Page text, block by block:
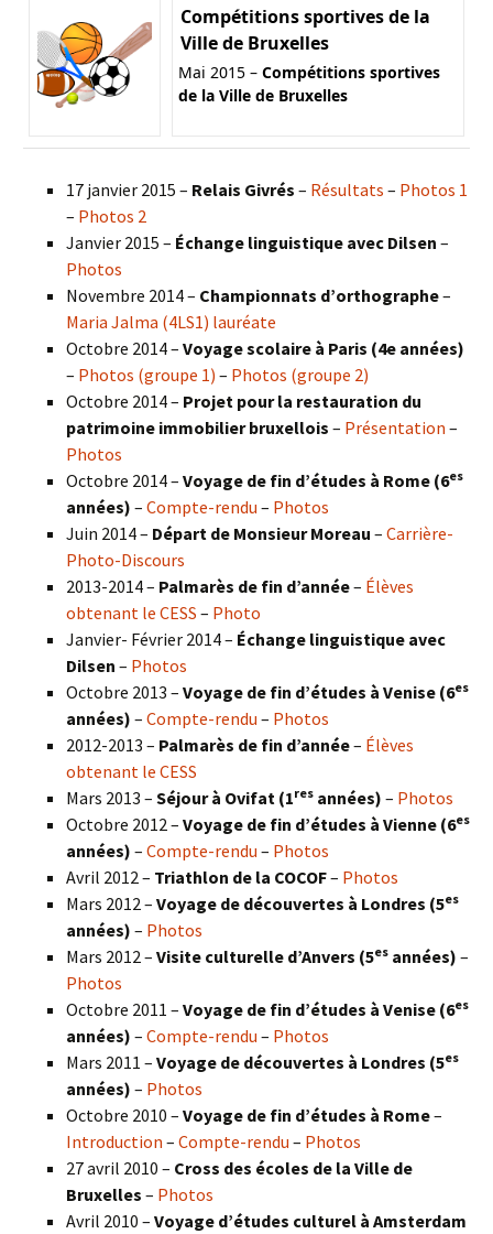
Compétitions sportives de la
Ville de Bruxelles
Mai 2015 – Compétitions sportives
de la Ville de Bruxelles
17 janvier 2015 – Relais Givrés – Résultats – Photos 1
– Photos 2
Janvier 2015 – Échange linguistique avec Dilsen –
Photos
Novembre 2014 – Championnats d’orthographe–
Maria Jalma (4LS1) lauréate
Octobre 2014 – Voyage scolaire à Paris (4e années)
– Photos (groupe 1) – Photos (groupe 2)
Octobre 2014 – Projet pour la restauration du
patrimoine immobilier bruxellois – Présentation –
Photos
Octobre 2014 – Voyage de fin d’études à Rome (6es
années) – Compte-rendu – Photos
Juin 2014 – Départ de Monsieur Moreau – Carrière-
Photo-Discours
2013-2014 – Palmarès de fin d’année– Élèves
obtenant le CESS – Photo
Janvier- Février 2014 – Échange linguistique avec
Dilsen – Photos
Octobre 2013 – Voyage de fin d’études à Venise (6es
années) – Compte-rendu – Photos
2012-2013 – Palmarès de fin d’année– Élèves
obtenant le CESS
Mars 2013 – Séjour à Ovifat (1res années) – Photos
Octobre 2012 – Voyage de fin d’études à Vienne (6es
années) – Compte-rendu – Photos
Avril 2012 – Triathlon de la COCOF– Photos
Mars 2012 – Voyage de découvertes à Londres (5es
années) – Photos
Mars 2012 – Visite culturelle d’Anvers (5es années) –
Photos
Octobre 2011 – Voyage de fin d’études à Venise (6es
années) – Compte-rendu – Photos
Mars 2011 – Voyage de découvertes à Londres (5es
années) – Photos
Octobre 2010 – Voyage de fin d’études à Rome–
Introduction – Compte-rendu – Photos
27 avril 2010 – Cross des écoles de la Ville de
Bruxelles – Photos
Avril 2010 – Voyage d’études culturel à Amsterdam